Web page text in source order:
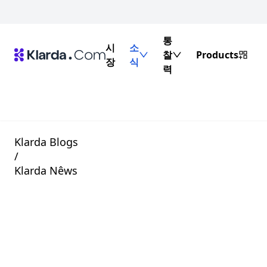
시
장
소
식
통
찰
력
Products
Klarda Blogs
/
Klarda Nêws